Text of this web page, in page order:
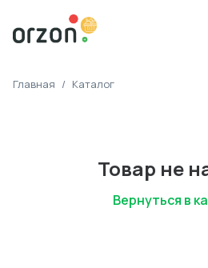
Главная / Каталог
Товар не
Вернуться в